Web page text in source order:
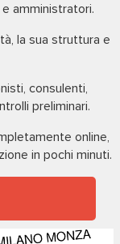
amministratori.
la sua struttura e
consulenti,
preliminari.
online,
in pochi minuti.